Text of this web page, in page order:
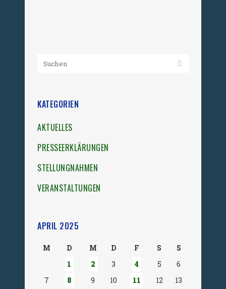
KATEGORIEN
AKTUELLES
PRESSEERKLÄRUNGEN
STELLUNGNAHMEN
VERANSTALTUNGEN
APRIL 2025
M D M D F S
S
1
2 3 4 5
6
7
8 9 10 11 12
13